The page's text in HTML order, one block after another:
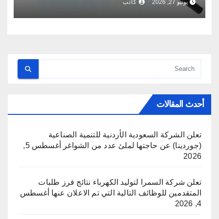
يونيو 27, 2026 كاتب
أحدث المقالات
تعلن الشركة السعودية الأردنية للتنمية الصناعية
(جوردينا) عن حاجتها لملئ عدد من الشواغر
أغسطس 5,
2026
تعلن شركة السمرا لتوليد الكهرباء نتائج فرز طلبات
المتقدمين للوظائف التالية التي تم الاعلان عنها أغسطس
4, 2026